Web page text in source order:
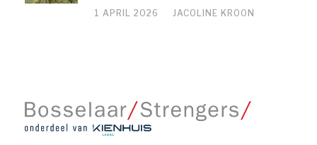
1 APRIL 2026 JACOLINE KROON